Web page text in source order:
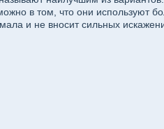
в том, что они используют
и не вносит сильных